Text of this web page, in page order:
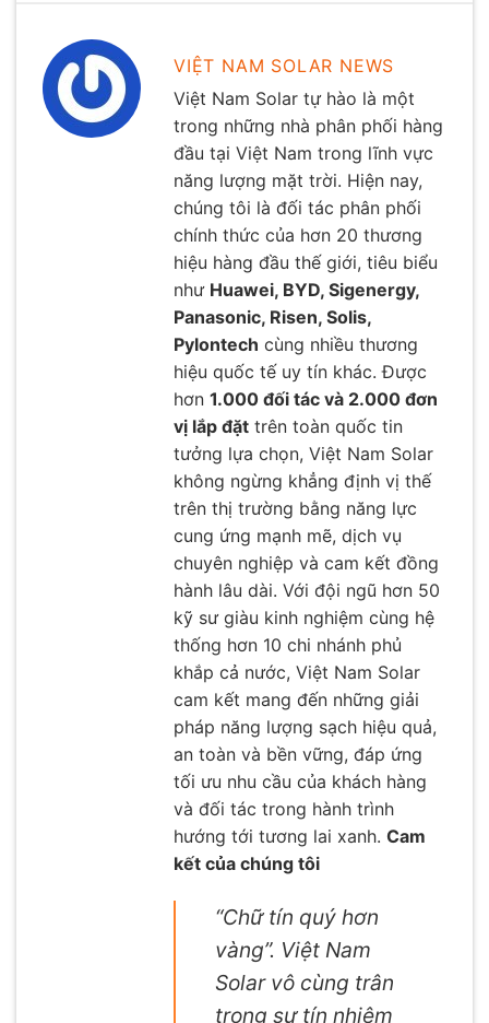
VIỆT NAM SOLAR NEWS
Việt Nam Solar tự hào là một
trong những nhà phân phối hàng
đầu tại Việt Nam trong lĩnh vực
năng lượng mặt trời. Hiện nay,
chúng tôi là đối tác phân phối
chính thức của hơn 20 thương
hiệu hàng đầu thế giới, tiêu biểu
như Huawei, BYD, Sigenergy,
Panasonic, Risen, Solis,
Pylontech cùng nhiều thương
hiệu quốc tế uy tín khác. Được
hơn 1.000 đối tác và 2.000 đơn
vị lắp đặt trên toàn quốc tin
tưởng lựa chọn, Việt Nam Solar
không ngừng khẳng định vị thế
trên thị trường bằng năng lực
cung ứng mạnh mẽ, dịch vụ
chuyên nghiệp và cam kết đồng
hành lâu dài. Với đội ngũ hơn 50
kỹ sư giàu kinh nghiệm cùng hệ
thống hơn 10 chi nhánh phủ
khắp cả nước, Việt Nam Solar
cam kết mang đến những giải
pháp năng lượng sạch hiệu quả,
an toàn và bền vững, đáp ứng
tối ưu nhu cầu của khách hàng
và đối tác trong hành trình
hướng tới tương lai xanh. Cam
kết của chúng tôi
“Chữ tín quý hơn
vàng”. Việt Nam
Solar vô cùng trân
trọng sự tín nhiệm